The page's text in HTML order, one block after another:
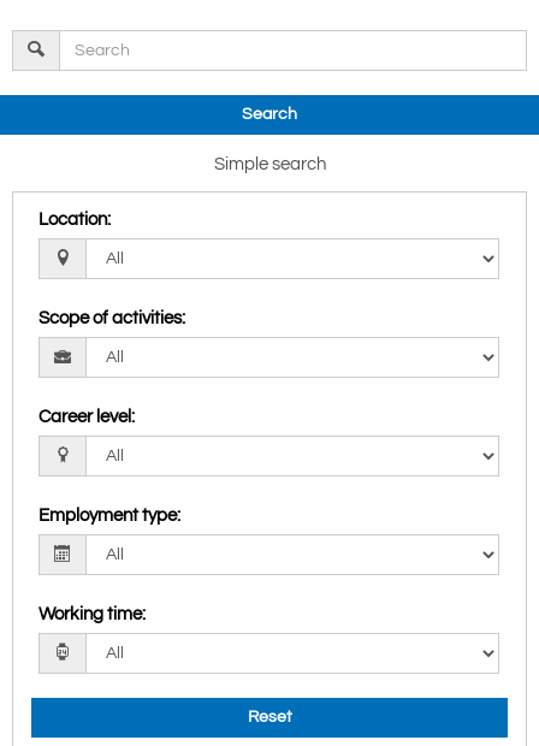
Search
Simple search
Location:
Scope of activities:
Career level:
Employment type:
Working time:
Reset